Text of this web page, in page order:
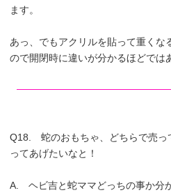
ます。
あっ、でもアクリルを貼って重くな
ので開閉時に違いが分かるほどでは
Q18. 蛇のおもちゃ、どちらで売っ
ってあげたいなと！
A. ヘビ吉と蛇ママどっちの事か分